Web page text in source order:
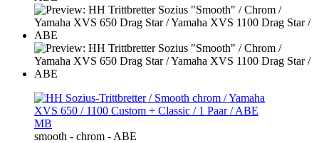
MB
smooth - chrom - ABE